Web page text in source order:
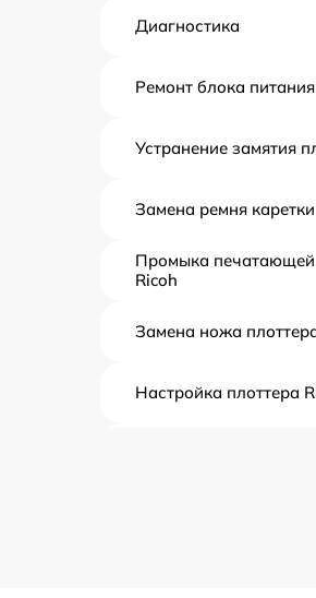
Диагностика
Ремонт блока
Устранение замятия
Замена ремня
Промыка печатающей
Ricoh
Замена ножа
Настройка плоттера